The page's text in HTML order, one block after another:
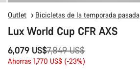
Outlet Bicicletas de la temporada pasada
Lux World Cup CFR AXS
6,079 US$
Precio
original
7,849 US$
Ahorras 1,770 US$ (-23%)